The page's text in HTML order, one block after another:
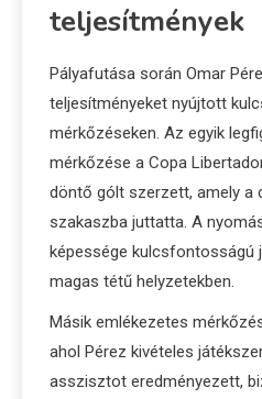
teljesítmények
Pályafutása során Omar
teljesítményeket nyújtott
mérkőzéseken. Az egyik
mérkőzése a Copa
döntő gólt szerzett, amely a
szakaszba juttatta. A
képessége kulcsfontosságú
magas tétű helyzetekben.
Másik emlékezetes
ahol Pérez kivételes
asszisztot eredményezett,